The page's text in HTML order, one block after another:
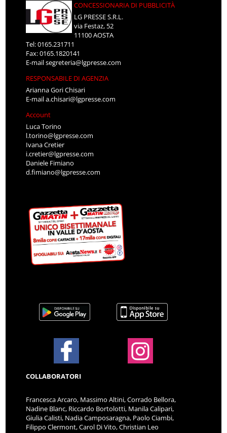
CONCESSIONARIA DI PUBBLICITÀ
LG PRESSE S.R.L.
via Festaz, 52
11100 AOSTA
Tel: 0165.231711
Fax: 0165.1820141
E-mailsegreteria@lgpresse.com
RESPONSABILE DI AGENZIA
Arianna Gori Chisari
E-maila.chisari@lgpresse.com
Account
Luca Torino
l.torino@lgpresse.com
Ivana Cretier
i.cretier@lgpresse.com
Daniele Fimiano
d.fimiano@lgpresse.com
COLLABORATORI
Francesca Arcaro, Massimo Altini, Corrado Bellora,
Nadine Blanc, Riccardo Bortolotti, Manila Calipari,
Giulia Calisti, Nadia Camposaragna, Paolo Ciambi,
Filippo Clermont, Carol Di Vito, Christian Leo